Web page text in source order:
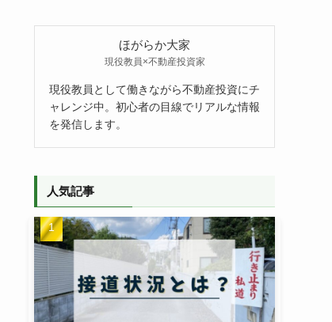
ほがらか大家
現役教員×不動産投資家
現役教員として働きながら不動産投資にチ
ャレンジ中。初心者の目線でリアルな情報
を発信します。
人気記事